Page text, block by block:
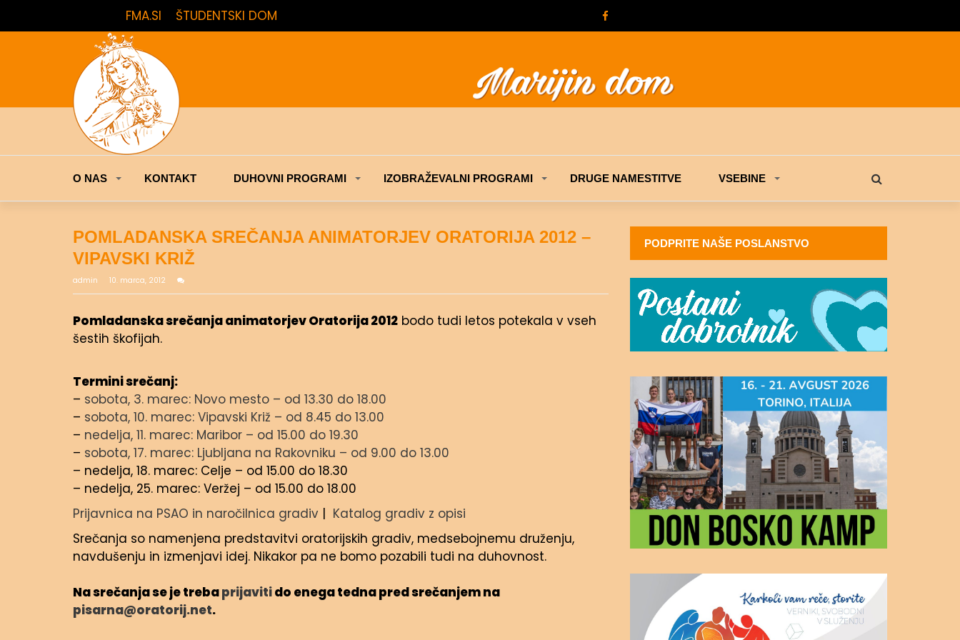
FMA.SI ŠTUDENTSKI DOM
O NAS KONTAKT DUHOVNI PROGRAMI IZOBRAŽEVALNI PROGRAMI DRUGE NAMESTITVE VSEBINE
POMLADANSKA SREČANJA ANIMATORJEV ORATORIJA 2012 –
VIPAVSKI KRIŽ
admin 10. marca, 2012
Pomladanska srečanja animatorjev Oratorija 2012 bodo tudi letos potekala v vseh
šestih škofijah.
Termini srečanj:
– sobota, 3. marec: Novo mesto – od 13.30 do 18.00
– sobota, 10. marec: Vipavski Križ – od 8.45 do 13.00
– nedelja, 11. marec: Maribor – od 15.00 do 19.30
– sobota, 17. marec: Ljubljana na Rakovniku – od 9.00 do 13.00
– nedelja, 18. marec: Celje – od 15.00 do 18.30
– nedelja, 25. marec: Veržej – od 15.00 do 18.00
Prijavnica na PSAO in naročilnica gradiv | Katalog gradiv z opisi
Srečanja so namenjena predstavitvi oratorijskih gradiv, medsebojnemu druženju,
navdušenju in izmenjavi idej. Nikakor pa ne bomo pozabili tudi na duhovnost.
Na srečanja se je trebaprijavitido enega tedna pred srečanjem na
pisarna@oratorij.net.
PODPRITE NAŠE POSLANSTVO